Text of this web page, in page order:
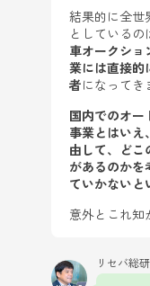
結果的に全世
としているの
車オークシ
業には直接的
者になってき
国内でのオー
事業とはいえ
由して、どこ
があるのかを
ていかないと
意外とこれ知
リセバ総